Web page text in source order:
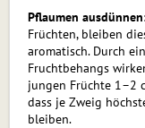
Pflaumen
Früchten, bleiben
aromatisch. Durch
Fruchtbehangs
jungen Früchte 1–2
dass je Zweig
bleiben.